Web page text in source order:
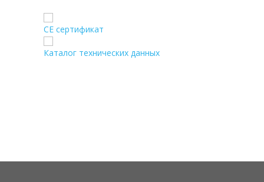
CE сертификат
Каталог технических данных